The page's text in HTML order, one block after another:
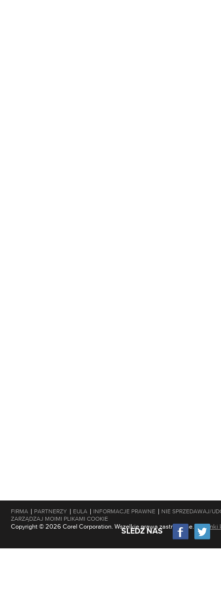
FIRMA | PARTNERZY | EULA | INFORMACJE PRAWNE | NIE SPRZEDAWAJ/
ZARZĄDZAJ MOIMI PLIKAMI COOKIE
Copyright © 2026 Corel Corporation. Wszelkie prawa zastrzeżone.
ŚLEDŹ NAS